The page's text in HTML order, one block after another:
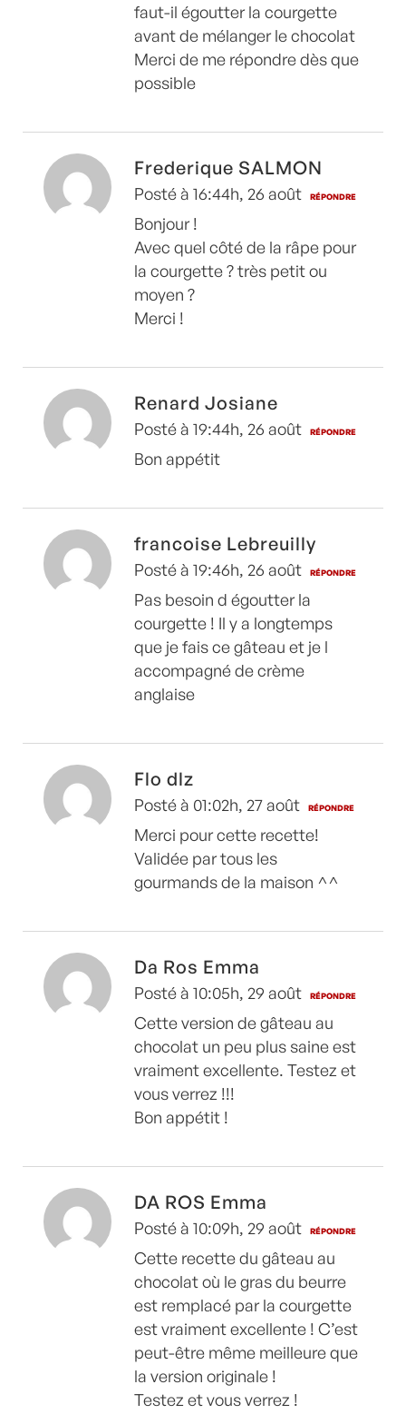
faut-il égoutter la courgette
avant de mélanger le chocolat
Merci de me répondre dès que
possible
Frederique SALMON
Posté à 16:44h, 26 août RÉPONDRE
Bonjour !
Avec quel côté de la râpe pour
la courgette ? très petit ou
moyen ?
Merci !
Renard Josiane
Posté à 19:44h, 26 août RÉPONDRE
Bon appétit
francoise Lebreuilly
Posté à 19:46h, 26 août RÉPONDRE
Pas besoin d égoutter la
courgette ! Il y a longtemps
que je fais ce gâteau et je l
accompagné de crème
anglaise
Flo dlz
Posté à 01:02h, 27 août RÉPONDRE
Merci pour cette recette!
Validée par tous les
gourmands de la maison ^^
Da Ros Emma
Posté à 10:05h, 29 août RÉPONDRE
Cette version de gâteau au
chocolat un peu plus saine est
vraiment excellente. Testez et
vous verrez !!!
Bon appétit !
DA ROS Emma
Posté à 10:09h, 29 août RÉPONDRE
Cette recette du gâteau au
chocolat où le gras du beurre
est remplacé par la courgette
est vraiment excellente ! C’est
peut-être même meilleure que
la version originale !
Testez et vous verrez !